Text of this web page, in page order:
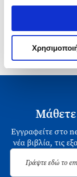
Μάθετε
Εγγραφείτε στο
νέα βιβλία, τις